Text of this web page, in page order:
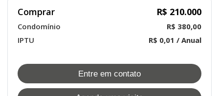
Comprar R$ 210.000
Condomínio
R$ 380,00
IPTU
R$ 0,01 / Anual
Entre em contato